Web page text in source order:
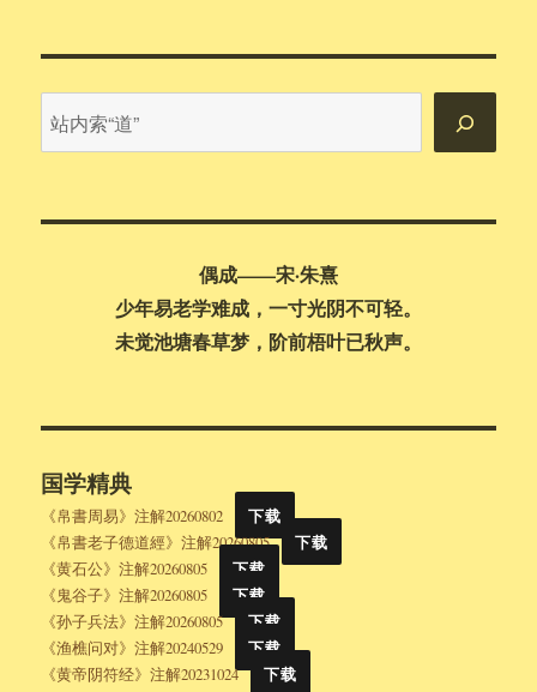
内
偶成——宋·朱熹
少年易老学难成，一寸光阴不可轻。
未觉池塘春草梦，阶前梧叶已秋声。
国学精典
《帛書周易》注解20260802
下载
《帛書老子德道經》注解20260805
下载
《黄石公》注解20260805
下载
《鬼谷子》注解20260805
下载
《孙子兵法》注解20260805
下载
《渔樵问对》注解20240529
下载
《黄帝阴符经》注解20231024
下载